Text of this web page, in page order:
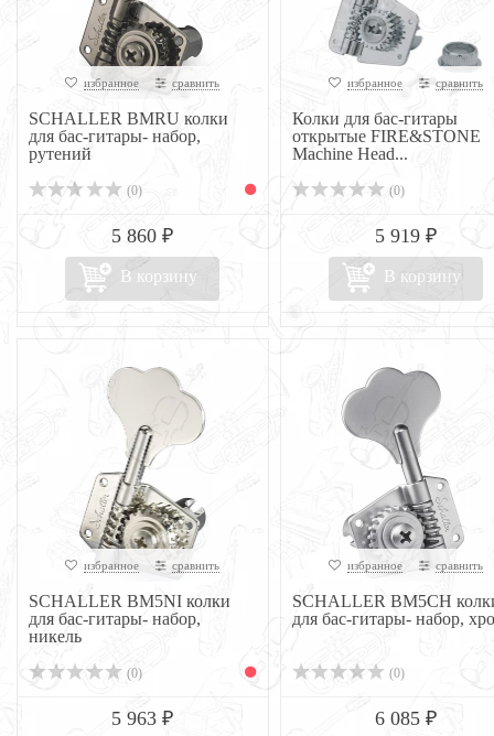
избранное сравнить
SCHALLER BMRU колки
для бас-гитары- набор,
рутений
(0)
5 860 ₽
В корзину
избранное сравнить
Колки для бас-гитары
открытые FIRE&STONE
Machine Head...
(0)
5 919 ₽
В корзину
избранное сравнить
SCHALLER BM5NI колки
для бас-гитары- набор,
никель
(0)
5 963 ₽
избранное сравнить
SCHALLER BM5CH
для бас-гитары- набор,
(0)
6 085 ₽